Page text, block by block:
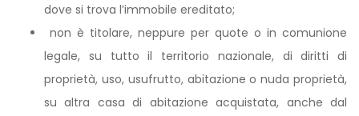
dove si trova l’immobile ereditato;
non è titolare, neppure per quote o in comunione
legale, su tutto il territorio nazionale, di diritti di
proprietà, uso, usufrutto, abitazione o nuda proprietà,
su altra casa di abitazione acquistata, anche dal